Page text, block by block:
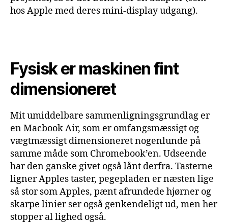
hos Apple med deres mini-display udgang).
Fysisk er maskinen fint
dimensioneret
Mit umiddelbare sammenligningsgrundlag er
en Macbook Air, som er omfangsmæssigt og
vægtmæssigt dimensioneret nogenlunde på
samme måde som Chromebook’en. Udseende
har den ganske givet også lånt derfra. Tasterne
ligner Apples taster, pegepladen er næsten lige
så stor som Apples, pænt afrundede hjørner og
skarpe linier ser også genkendeligt ud, men her
stopper al lighed også.